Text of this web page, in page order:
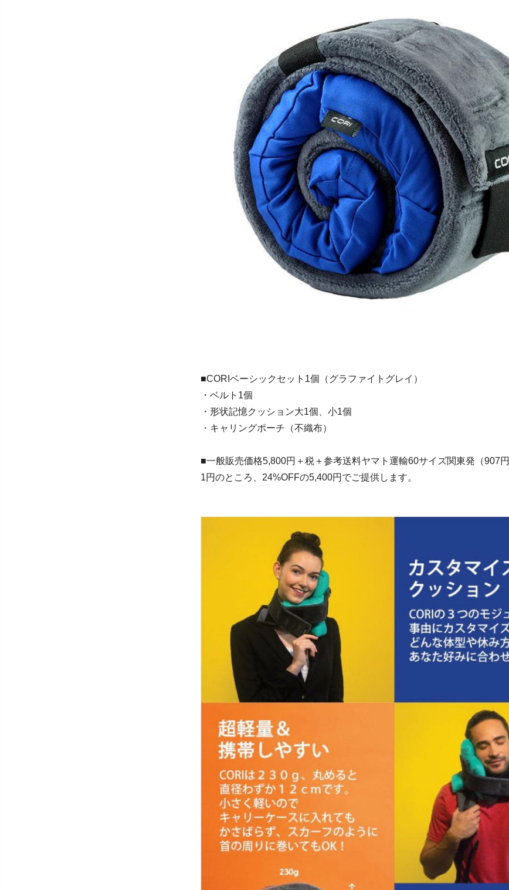
■CORIベーシックセット1個（グラファイトグレイ）
・ベルト1個
・形状記憶クッション大1個、小1個
・キャリングポーチ（不織布）
■一般販売価格5,800円＋税＋参考送料ヤマト運輸60サイズ関東発（907
1円のところ、24%OFFの5,400円でご提供します。